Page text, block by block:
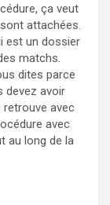
ça veut
attachées.
est un dossier
matchs.
dites parce
devez avoir
retrouve avec
avec
au long de la